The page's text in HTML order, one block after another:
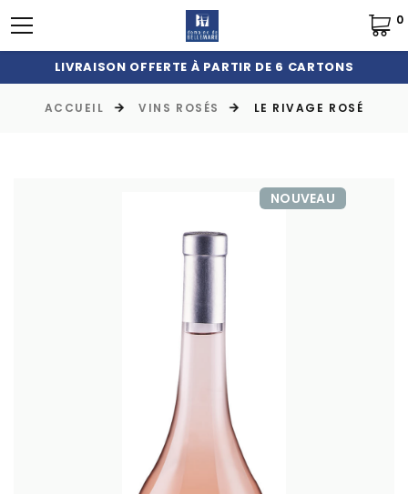
LIVRAISON OFFERTE À PARTIR DE 6 CARTONS
0
ACCUEIL VINS ROSÉS LE RIVAGE ROSÉ
NOUVEAU